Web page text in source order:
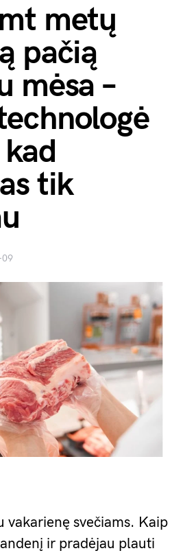
metų
pačią
mėsa –
tik
vakarienę svečiams. Kaip
ir pradėjau plauti